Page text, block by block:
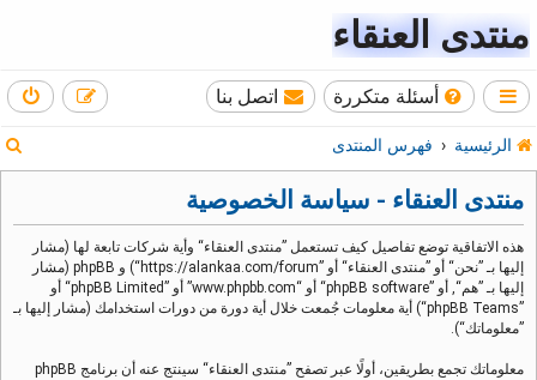
منتدى العنقاء
أسئلة متكررة اتصل بنا
الرئيسية فهرس المنتدى
منتدى العنقاء - سياسة الخصوصية
هذه الاتفاقية توضع تفاصيل كيف تستعمل ”منتدى العنقاء“ وأية شركات تابعة لها (مشار
إليها بـ ”نحن“ أو ”منتدى العنقاء“ أو ”https://alankaa.com/forum“) و phpBB (مشار
إليها بـ ”هم“, أو ”phpBB software“ أو “www.phpbb.com” أو ”phpBB Limited“ أو
”phpBB Teams“) أية معلومات جُمعت خلال أية دورة من دورات استخدامك (مشار إليها بـ
”معلوماتك“).
معلوماتك تجمع بطريقين، أولًا عبر تصفح ”منتدى العنقاء“ سينتج عنه أن برنامج phpBB